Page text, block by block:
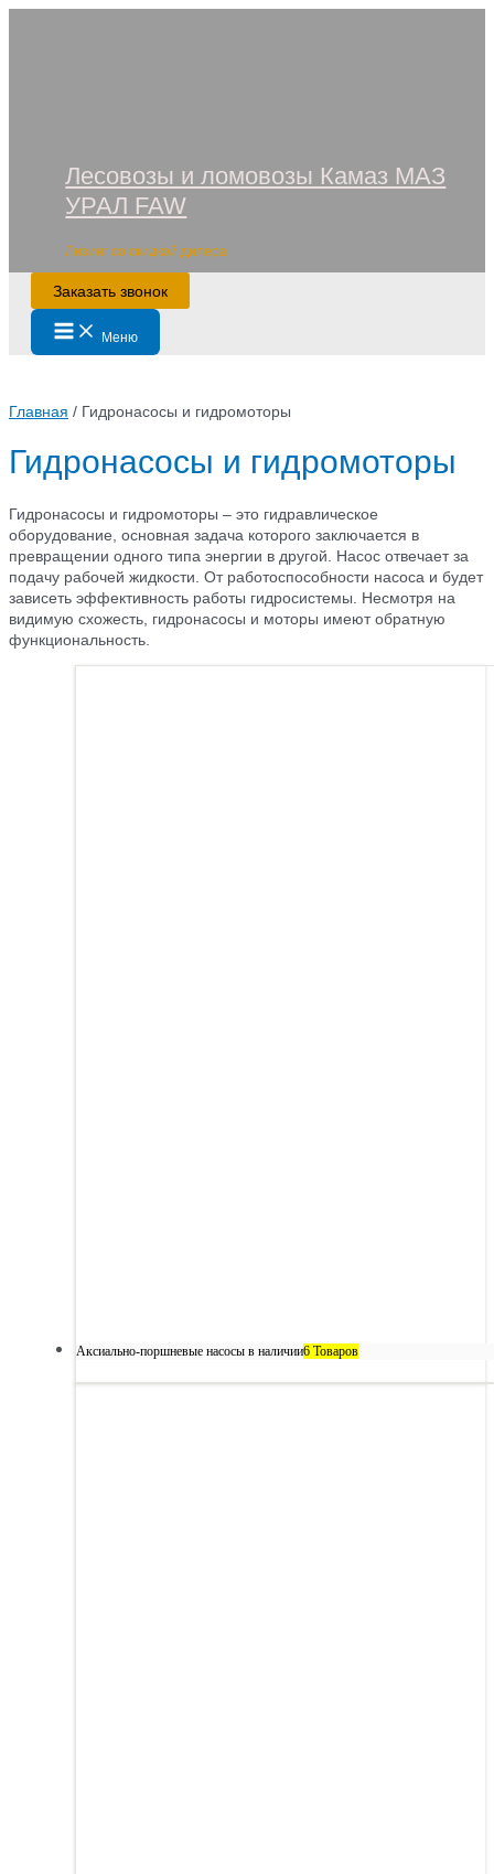
Лесовозы и ломовозы Камаз МАЗ
УРАЛ FAW
Лизинг со скидкой дилера
Заказать звонок
Main
Menu Меню
Главная / Гидронасосы и гидромоторы
Гидронасосы и гидромоторы
Гидронасосы и гидромоторы – это гидравлическое
оборудование, основная задача которого заключается в
превращении одного типа энергии в другой. Насос отвечает за
подачу рабочей жидкости. От работоспособности насоса и будет
зависеть эффективность работы гидросистемы. Несмотря на
видимую схожесть, гидронасосы и моторы имеют обратную
функциональность.
Аксиально-поршневые насосы в наличии6 Товаров